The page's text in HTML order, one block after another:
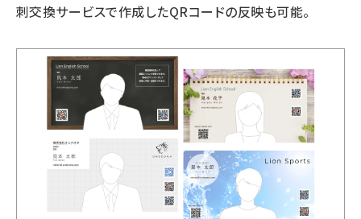
刺交換サービスで作成したQRコードの反映も可能。